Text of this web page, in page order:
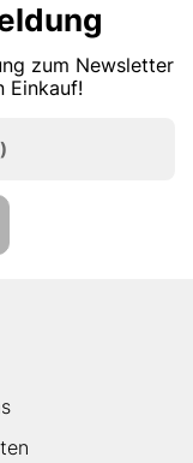
zum Newsletter
Einkauf!